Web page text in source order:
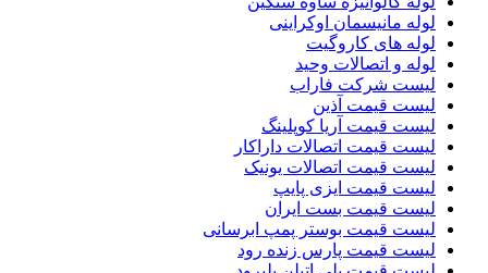
لوله مانیسمان اوکراینی
لوله های کاروگیت
لوله و اتصالات وحید
لیست شرکت فاراب
لیست قیمت آذین
لیست قیمت آریا کوپلینگ
لیست قیمت اتصالات داراکار
لیست قیمت اتصالات یونیک
لیست قیمت ایزی پایپ
لیست قیمت بست ایران
لیست قیمت بوستر پمپ ابرسانی
لیست قیمت پارس زنده رود